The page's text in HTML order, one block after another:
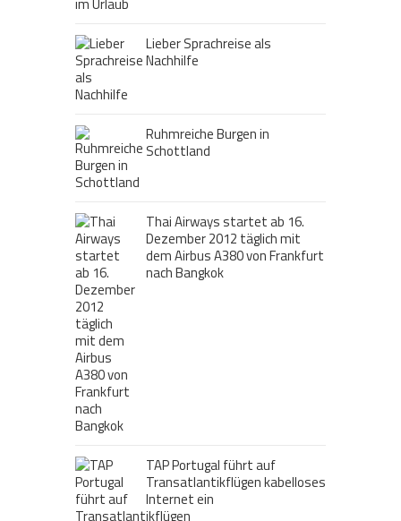
Lieber Sprachreise als
Nachhilfe
Ruhmreiche Burgen in
Schottland
Thai Airways startet ab 16.
Dezember 2012 täglich mit
dem Airbus A380 von Frankfurt
nach Bangkok
TAP Portugal führt auf
Transatlantikflügen kabelloses
Internet ein